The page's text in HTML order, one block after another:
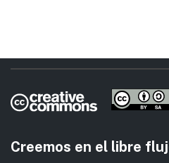
Creemos en el libre